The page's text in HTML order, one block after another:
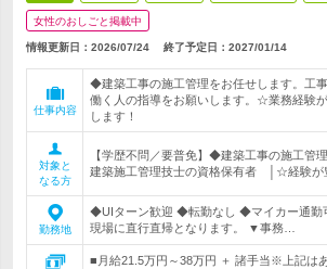
女性のおしごと掲載中
情報更新日：2026/07/24 終了予定日： 2027/01/14
仕事内容
◆建築工事の施工管理をお任せします。工
働く人の指導をお願いします。☆業務経験
します！
対象と
なる方
【学歴不問／要普免】◆建築工事の施工管
建築施工管理技士の資格保有者 │☆経験が
勤務地
◆UIターン歓迎 ◆転勤なし ◆マイカー通勤
現場に直行直帰となります。 ▼事務…
■月給21.5万円～38万円 ＋ 諸手当※上記は